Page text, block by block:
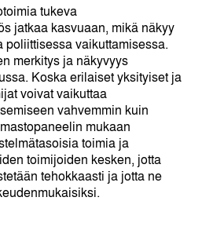
tukeva
jatkaa kasvuaan, mikä näkyy
vaikuttamisessa.
merkitys ja näkyvyys
Koska erilaiset yksityiset ja
voivat vaikuttaa
vahvemmin kuin
mukaan
toimia ja
toimijoiden kesken, jotta
tehokkaasti ja jotta ne